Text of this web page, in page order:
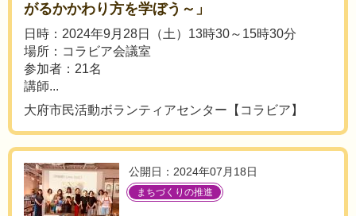
がるかかわり方を学ぼう～」
日時：2024年9月28日（土）13時30～15時30分
場所：コラビア会議室
参加者：21名
講師...
大府市民活動ボランティアセンター【コラビア】
公開日：2024年07月18日
まちづくりの推進